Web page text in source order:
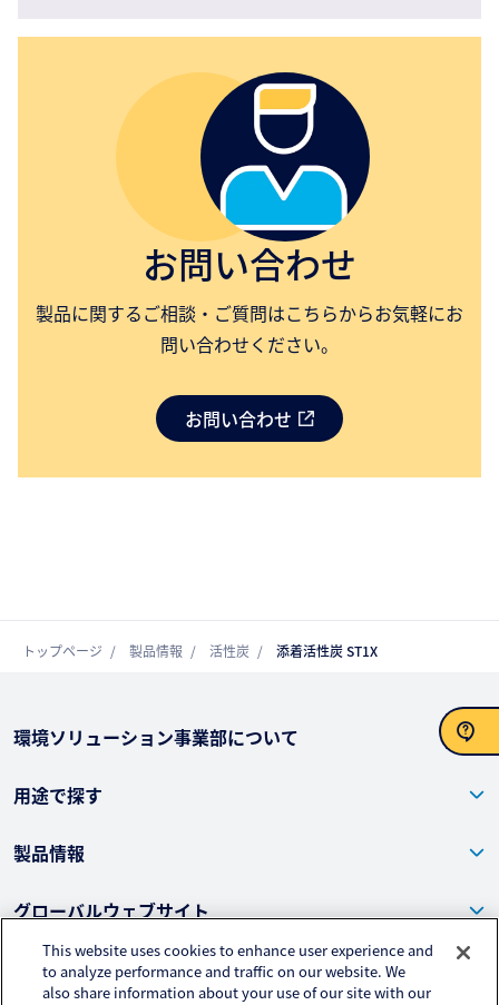
お問い合わせ
製品に関するご相談・ご質問はこちらからお気軽にお
問い合わせください。
お問い合わせ
トップページ 製品情報 活性炭 添着活性炭 ST1X
環境ソリューション事業部について
用途で探す
製品情報
グローバルウェブサイト
カタログ・導入事例
This website uses cookies to enhance user experience and
to analyze performance and traffic on our website. We
also share information about your use of our site with our